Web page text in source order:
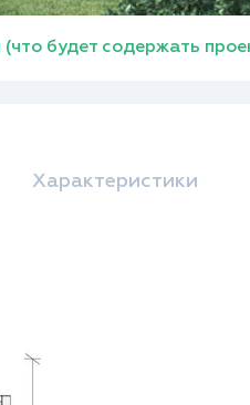
будет содержать
Характеристики